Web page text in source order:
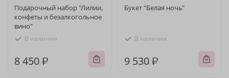
Подарочный набор "Лилии,
конфеты и безалкогольное
вино"
В наличии
8 450 ₽
Букет "Белая ночь"
В наличии
9 530 ₽